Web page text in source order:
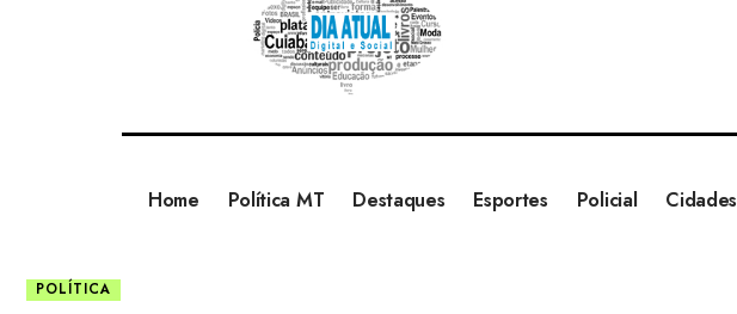
Home Política MT Destaques Esportes Policial Cidades
POLÍTICA